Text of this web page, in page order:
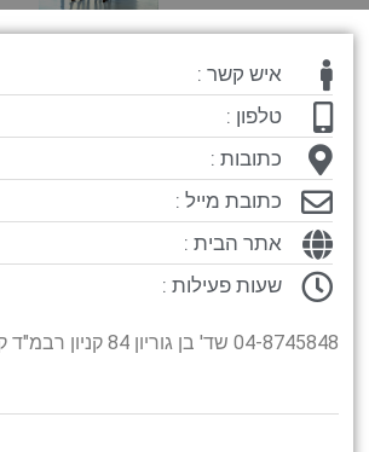
איש קשר :
טלפון :
כתובות :
כתובת מייל :
אתר הבית :
שעות פעילות :
04-8745848 שד' בן גוריון 84 קניון רבמ"ד קרית מוצקין